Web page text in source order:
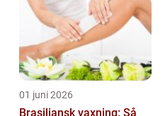
01 juni 2026
Brasiliansk vaxning: Så